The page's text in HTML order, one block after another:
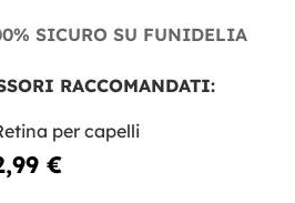
SICURO SU FUNIDELIA
RACCOMANDATI:
per capelli
€